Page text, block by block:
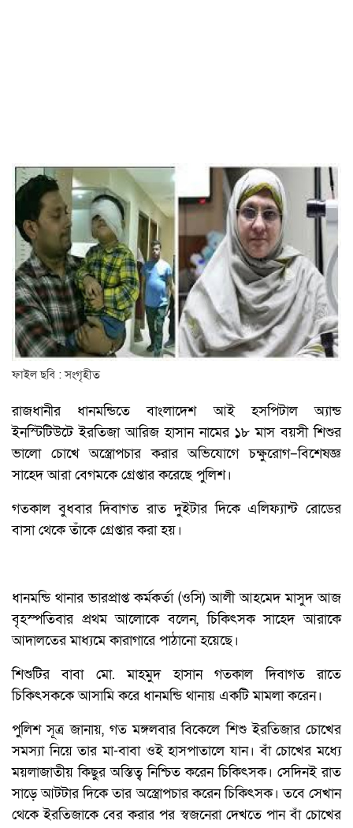
ফাইল ছবি : সংগৃহীত
রাজধানীর ধানমন্ডিতে বাংলাদেশ আই হসপিটাল অ্যান্ড
ইনস্টিটিউটে ইরতিজা আরিজ হাসান নামের ১৮ মাস বয়সী শিশুর
ভালো চোখে অস্ত্রোপচার করার অভিযোগে চক্ষুরোগ–বিশেষজ্ঞ
সাহেদ আরা বেগমকে গ্রেপ্তার করেছে পুলিশ।
গতকাল বুধবার দিবাগত রাত দুইটার দিকে এলিফ্যান্ট রোডের
বাসা থেকে তাঁকে গ্রেপ্তার করা হয়।
ধানমন্ডি থানার ভারপ্রাপ্ত কর্মকর্তা (ওসি) আলী আহমেদ মাসুদ আজ
বৃহস্পতিবার প্রথম আলোকে বলেন, চিকিৎসক সাহেদ আরাকে
আদালতের মাধ্যমে কারাগারে পাঠানো হয়েছে।
শিশুটির বাবা মো. মাহমুদ হাসান গতকাল দিবাগত রাতে
চিকিৎসককে আসামি করে ধানমন্ডি থানায় একটি মামলা করেন।
পুলিশ সূত্র জানায়, গত মঙ্গলবার বিকেলে শিশু ইরতিজার চোখের
সমস্যা নিয়ে তার মা-বাবা ওই হাসপাতালে যান। বাঁ চোখের মধ্যে
ময়লাজাতীয় কিছুর অস্তিত্ব নিশ্চিত করেন চিকিৎসক। সেদিনই রাত
সাড়ে আটটার দিকে তার অস্ত্রোপচার করেন চিকিৎসক। তবে সেখান
থেকে ইরতিজাকে বের করার পর স্বজনেরা দেখতে পান বাঁ চোখের